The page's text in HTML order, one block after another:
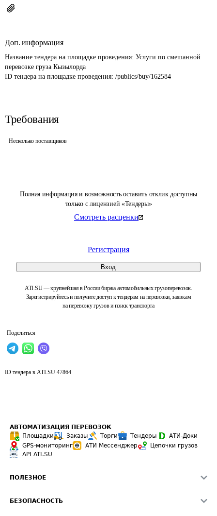
Полная информация и возможность оставить отклик доступны
только с лицензией «Тендеры»
Смотреть расценки
Регистрация
Вход
ATI.SU — крупнейшая в России биржа автомобильных грузоперевозок.
Зарегистрируйтесь и получите доступ к тендерам на перевозки, заявкам
на перевозку грузов и поиск транспорта
Поделиться
Доп. информация
Название тендера на площадке проведения: Услуги по смешанной
перевозке груза Кызылорда
ID тендера на площадке проведения: /publics/buy/162584
Требования
Несколько поставщиков
ID тендера в ATI.SU 47864
АВТОМАТИЗАЦИЯ ПЕРЕВОЗОК
Площадки
Заказы Торги Тендеры
АТИ-Доки
GPS-мониторинг
АТИ Мессенджер
Цепочки грузов
API ATI.SU
ПОЛЕЗНОЕ
БЕЗОПАСНОСТЬ